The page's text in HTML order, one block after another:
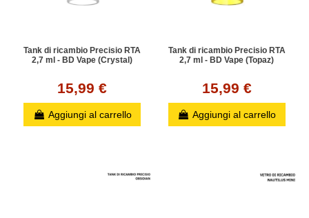
Tank di ricambio Precisio RTA
2,7 ml - BD Vape (Crystal)
15,99 €
Aggiungi al carrello
Tank di ricambio Precisio RTA
2,7 ml - BD Vape (Topaz)
15,99 €
Aggiungi al carrello